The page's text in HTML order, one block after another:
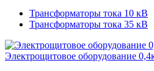
Трансформаторы тока 10 кВ
Трансформаторы тока 35 кВ
Электрощитовое оборудование